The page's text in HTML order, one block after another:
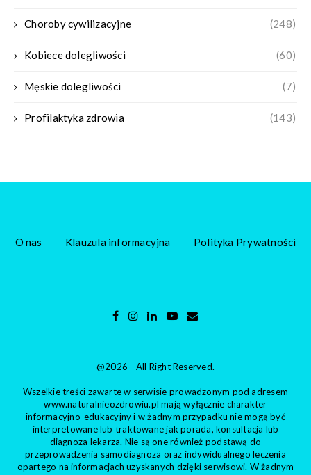
Choroby cywilizacyjne (248)
Kobiece dolegliwości (60)
Męskie dolegliwości (7)
Profilaktyka zdrowia (143)
O nas Klauzula informacyjna Polityka Prywatności
@2026 - All Right Reserved.
Wszelkie treści zawarte w serwisie prowadzonym pod adresem
www.naturalnieozdrowiu.pl mają wyłącznie charakter
informacyjno-edukacyjny i w żadnym przypadku nie mogą być
interpretowane lub traktowane jak porada, konsultacja lub
diagnoza lekarza. Nie są one również podstawą do
przeprowadzenia samodiagnoza oraz indywidualnego leczenia
opartego na informacjach uzyskanych dzięki serwisowi. W żadnym